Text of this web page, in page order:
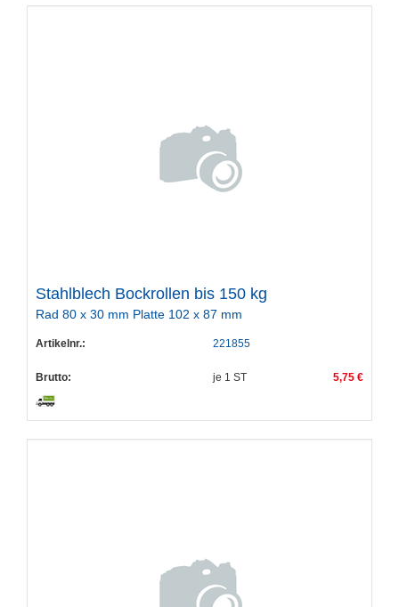
Stahlblech Bockrollen bis 150 kg
Rad 80 x 30 mm Platte 102 x 87 mm
Artikelnr.: 221855
Brutto: je 1 ST 5,75 €